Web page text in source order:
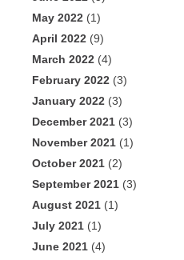
May 2022 (1)
April 2022 (9)
March 2022 (4)
February 2022 (3)
January 2022 (3)
December 2021 (3)
November 2021 (1)
October 2021 (2)
September 2021 (3)
August 2021 (1)
July 2021 (1)
June 2021 (4)